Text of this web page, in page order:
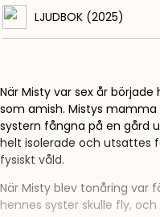
LJUDBOK (2025)
När Misty var sex år
som amish. Mistys
systern fångna på en gård
helt isolerade och utsattes
fysiskt våld.
När Misty blev tonåring var
hennes syster skulle fly,